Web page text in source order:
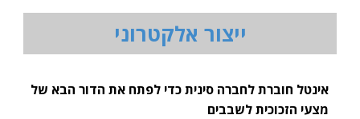
ייצור אלקטרוני
אינטל חוברת לחברה סינית כדי לפתח את הדור הבא של
מצעי הזכוכית לשבבים